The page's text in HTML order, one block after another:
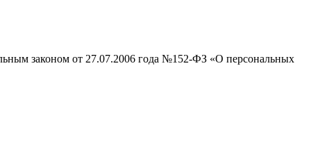
законом от 27.07.2006 года №152-ФЗ «О персональных